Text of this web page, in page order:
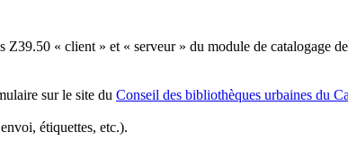
« client » et « serveur » du module de catalogage
sur le site du Conseil des bibliothèques urbaines du
étiquettes, etc.).